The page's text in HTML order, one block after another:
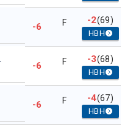
-6 F -2(69)
HBH
-6 F -3(68)
HBH
-6 F -4(67)
HBH